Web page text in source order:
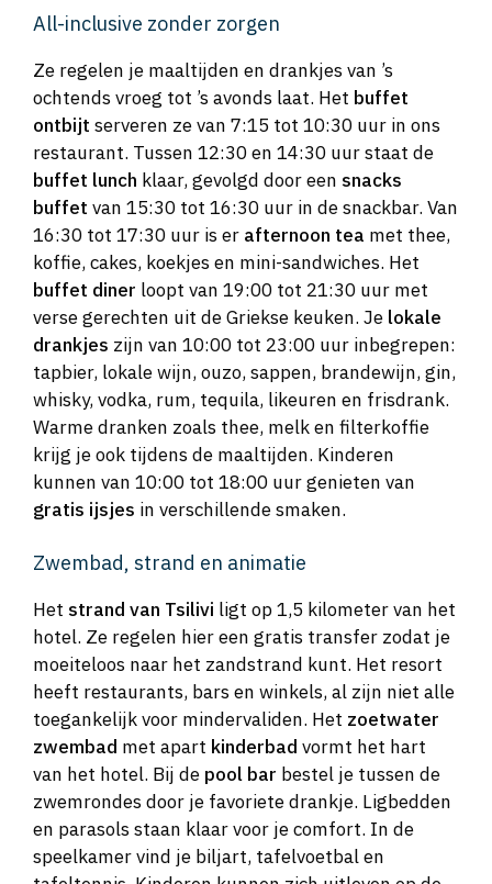
All-inclusive zonder zorgen
Ze regelen je maaltijden en drankjes van ’s
ochtends vroeg tot ’s avonds laat. Het buffet
ontbijt serveren ze van 7:15 tot 10:30 uur in ons
restaurant. Tussen 12:30 en 14:30 uur staat de
buffet lunch klaar, gevolgd door een snacks
buffet van 15:30 tot 16:30 uur in de snackbar. Van
16:30 tot 17:30 uur is er afternoon tea met thee,
koffie, cakes, koekjes en mini-sandwiches. Het
buffet diner loopt van 19:00 tot 21:30 uur met
verse gerechten uit de Griekse keuken. Je lokale
drankjes zijn van 10:00 tot 23:00 uur inbegrepen:
tapbier, lokale wijn, ouzo, sappen, brandewijn, gin,
whisky, vodka, rum, tequila, likeuren en frisdrank.
Warme dranken zoals thee, melk en filterkoffie
krijg je ook tijdens de maaltijden. Kinderen
kunnen van 10:00 tot 18:00 uur genieten van
gratis ijsjes in verschillende smaken.
Zwembad, strand en animatie
Het strand van Tsilivi ligt op 1,5 kilometer van het
hotel. Ze regelen hier een gratis transfer zodat je
moeiteloos naar het zandstrand kunt. Het resort
heeft restaurants, bars en winkels, al zijn niet alle
toegankelijk voor mindervaliden. Het zoetwater
zwembad met apart kinderbad vormt het hart
van het hotel. Bij de pool bar bestel je tussen de
zwemrondes door je favoriete drankje. Ligbedden
en parasols staan klaar voor je comfort. In de
speelkamer vind je biljart, tafelvoetbal en